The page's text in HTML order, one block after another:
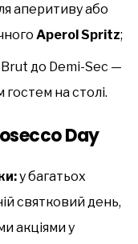
аперитиву або
Aperol Spritz;
Brut до Demi-Sec —
на столі.
Day
у багатьох
святковий день,
акціями у